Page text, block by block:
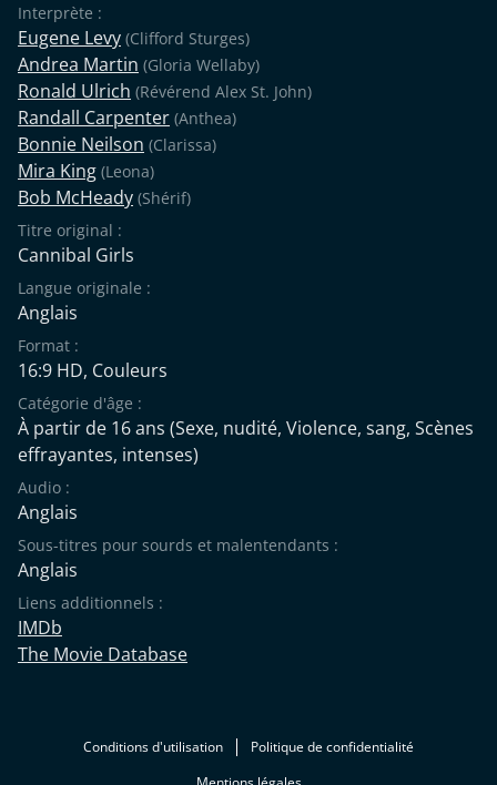
Interprète :
Eugene Levy (Clifford Sturges)
Andrea Martin (Gloria Wellaby)
Ronald Ulrich (Révérend Alex St. John)
Randall Carpenter (Anthea)
Bonnie Neilson (Clarissa)
Mira King (Leona)
Bob McHeady (Shérif)
Titre original :
Cannibal Girls
Langue originale :
Anglais
Format :
16:9 HD, Couleurs
Catégorie d'âge :
À partir de 16 ans (Sexe, nudité, Violence, sang, Scènes
effrayantes, intenses)
Audio :
Anglais
Sous-titres pour sourds et malentendants :
Anglais
Liens additionnels :
IMDb
The Movie Database
Conditions d'utilisation
Politique de confidentialité